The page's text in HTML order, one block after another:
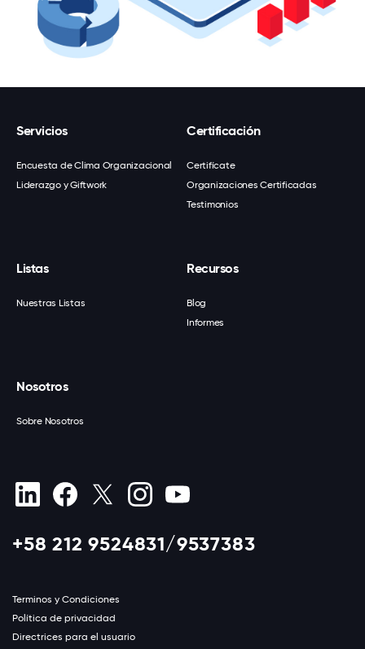
Servicios
Encuesta de Clima Organizacional
Liderazgo y Giftwork
Certificación
Certifícate
Organizaciones Certificadas
Testimonios
Listas
Nuestras Listas
Recursos
Blog
Informes
Nosotros
Sobre Nosotros
+58 212 9524831/9537383
Terminos y Condiciones
Política de privacidad
Directrices para el usuario